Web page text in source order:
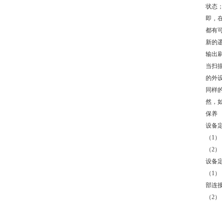
状态
即，
都有
新的
输出
当扫
的外
同样
然，
保养
设备
（1
（2
设备
（1
部连
（2